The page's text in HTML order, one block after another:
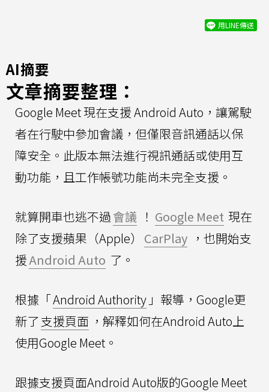
用LINE傳送
AI摘要
文章摘要整理：
Google Meet 現在支援 Android Auto，讓駕駛
者在行駛中參加會議，但僅限音訊通話以保
障安全。此版本無法進行視訊通話或使用互
動功能，且工作帳號功能尚未完全支援。
就算開車也逃不過會議 ！ Google Meet 現在
除了支援蘋果（Apple）
CarPlay ，也開始支
援Android Auto 了。
根據「Android Authority 」報導，Google更
新了支援頁面 ，解釋如何在Android Auto上
使用Google Meet。
跟據支援頁面Android Auto版的Google Meet